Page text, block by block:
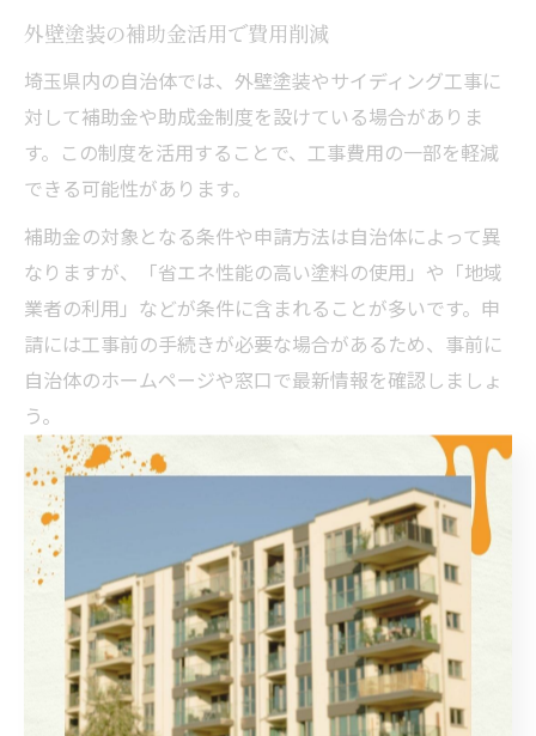
外壁塗装の補助金活用で費用削減
埼玉県内の自治体では、外壁塗装やサイディング工事に
対して補助金や助成金制度を設けている場合がありま
す。この制度を活用することで、工事費用の一部を軽減
できる可能性があります。
補助金の対象となる条件や申請方法は自治体によって異
なりますが、「省エネ性能の高い塗料の使用」や「地域
業者の利用」などが条件に含まれることが多いです。申
請には工事前の手続きが必要な場合があるため、事前に
自治体のホームページや窓口で最新情報を確認しましょ
う。
補助金の申請には見積書や契約書、写真などの書類提出
が必要となるケースが多く、不備があると審査に通らな
いこともあります。業者にも相談しながら、必要な書類
や流れを十分に把握しておくことが成功のポイントで
塗料選びで外壁塗装費用に差が出る理由
外壁塗装やサイディング工事の費用は、選択する塗料の